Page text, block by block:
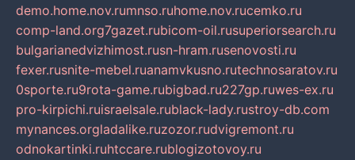
demo.home.nov.rumnso.ruhome.nov.rucemko.ru
comp-land.org7gazet.rubicom-oil.rusuperiorsearch.ru
bulgarianedvizhimost.rusn-hram.rusenovosti.ru
fexer.rusnite-mebel.ruanamvkusno.rutechnosaratov.ru
0sporte.ru9rota-game.rubigbad.ru227gp.ruwes-ex.ru
pro-kirpichi.ruisraelsale.rublack-lady.rustroy-db.com
mynances.orgladalike.ruzozor.rudvigremont.ru
odnokartinki.ruhtccare.rublogizotovoy.ru